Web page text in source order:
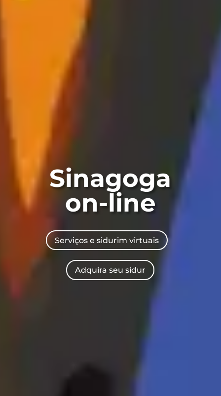
Sinagoga
on-line
Serviços e sidurim virtuais
Adquira seu sidur